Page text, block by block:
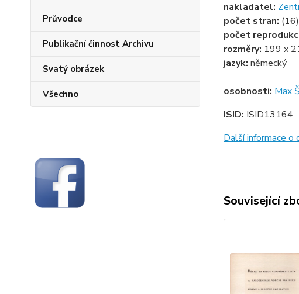
Průvodce
Publikační činnost Archivu
Svatý obrázek
Všechno
nakladatel:
počet stran:
počet
rozměry: 199 x
jazyk: německý
osobnosti: Max
ISID: ISID13164
Další informace o
Související